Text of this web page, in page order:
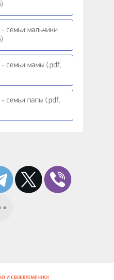
- семьи мальчики
- семьи мамы (.pdf,
- семьи папы (.pdf,